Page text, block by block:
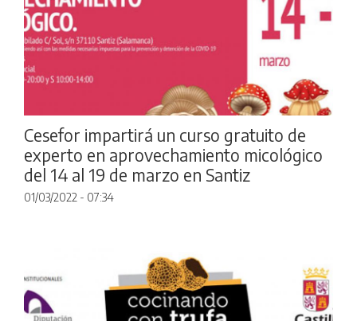
Cesefor impartirá un curso gratuito de
experto en aprovechamiento micológico
del 14 al 19 de marzo en Santiz
01/03/2022 - 07:34